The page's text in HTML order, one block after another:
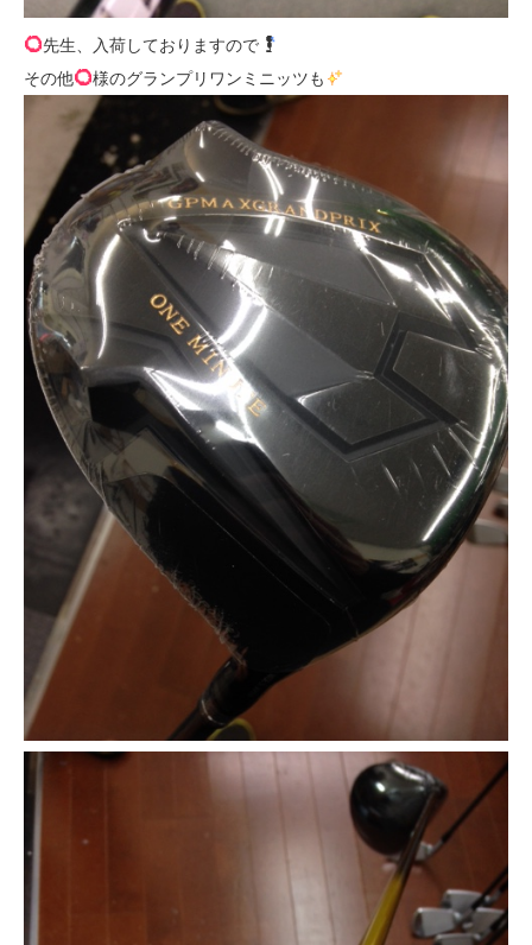
先生、入荷しておりますので
その他
様のグランプリワンミニッツも